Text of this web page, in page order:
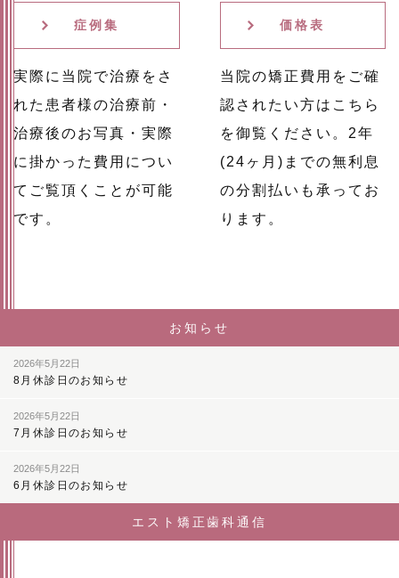
症例集
実際に当院で治療をさ
れた患者様の治療前・
治療後のお写真・実際
に掛かった費用につい
てご覧頂くことが可能
です。
価格表
当院の矯正費用をご確
認されたい方はこちら
を御覧ください。2年
(24ヶ月)までの無利息
の分割払いも承ってお
ります。
お知らせ
2026年5月22日
8月休診日のお知らせ
2026年5月22日
7月休診日のお知らせ
2026年5月22日
6月休診日のお知らせ
エスト矯正歯科通信